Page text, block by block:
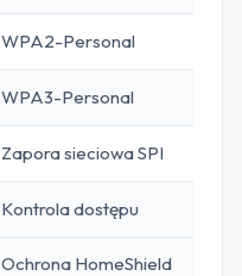
WPA2-Personal
WPA3-Personal
Zapora sieciowa SPI
Kontrola dostępu
Ochrona HomeShield